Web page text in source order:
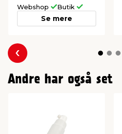
Webshop Butik
Se mere
Forrige
Andre har også set